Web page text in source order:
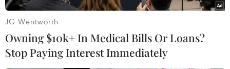
Những vết thương không thể lành
JG Wentworth
Owning $10k+ In Medical Bills Or Loans?
Stop Paying Interest Immediately